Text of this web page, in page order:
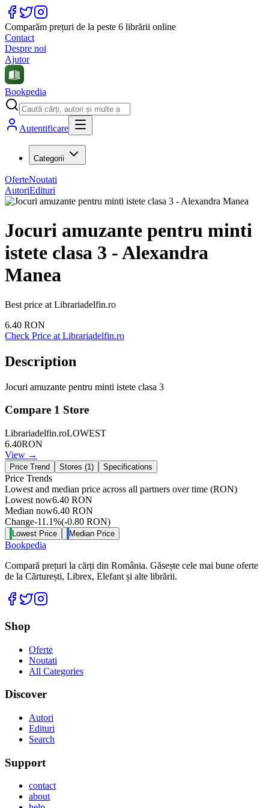
Comparăm prețuri de la peste 6 librării online
Contact
Despre noi
Ajutor
Bookpedia
Autentificare
Categorii
OferteNoutati
AutoriEdituri
Jocuri amuzante pentru minti
istete clasa 3 - Alexandra
Manea
Best price at Librariadelfin.ro
6.40 RON
Check Price at Librariadelfin.ro
Description
Jocuri amuzante pentru minti istete clasa 3
Compare 1 Store
Librariadelfin.roLOWEST
6.40RON
View →
Price Trend Stores (1) Specifications
Price Trends
Lowest and median price across all partners over time (RON)
Lowest now6.40 RON
Median now6.40 RON
Change-11.1%(-0.80 RON)
Lowest Price Median Price
Bookpedia
Compară prețuri la cărți din România. Găsește cele mai bune oferte
de la Cărturești, Librex, Elefant și alte librării.
Facebook
Twitter
Shop
Oferte
Noutati
All Categories
Discover
Autori
Edituri
Search
Support
contact
about